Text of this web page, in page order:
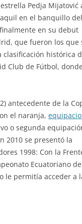
Pedja Mijatović
en el banquillo del
en su debut
que fueron los que
histórica
Club de Fútbol, donde
antecedente de la
el naranja,
o segunda
2010 se presentó la
1998: Con la
Ecuatoriano de
le permitía acceder a